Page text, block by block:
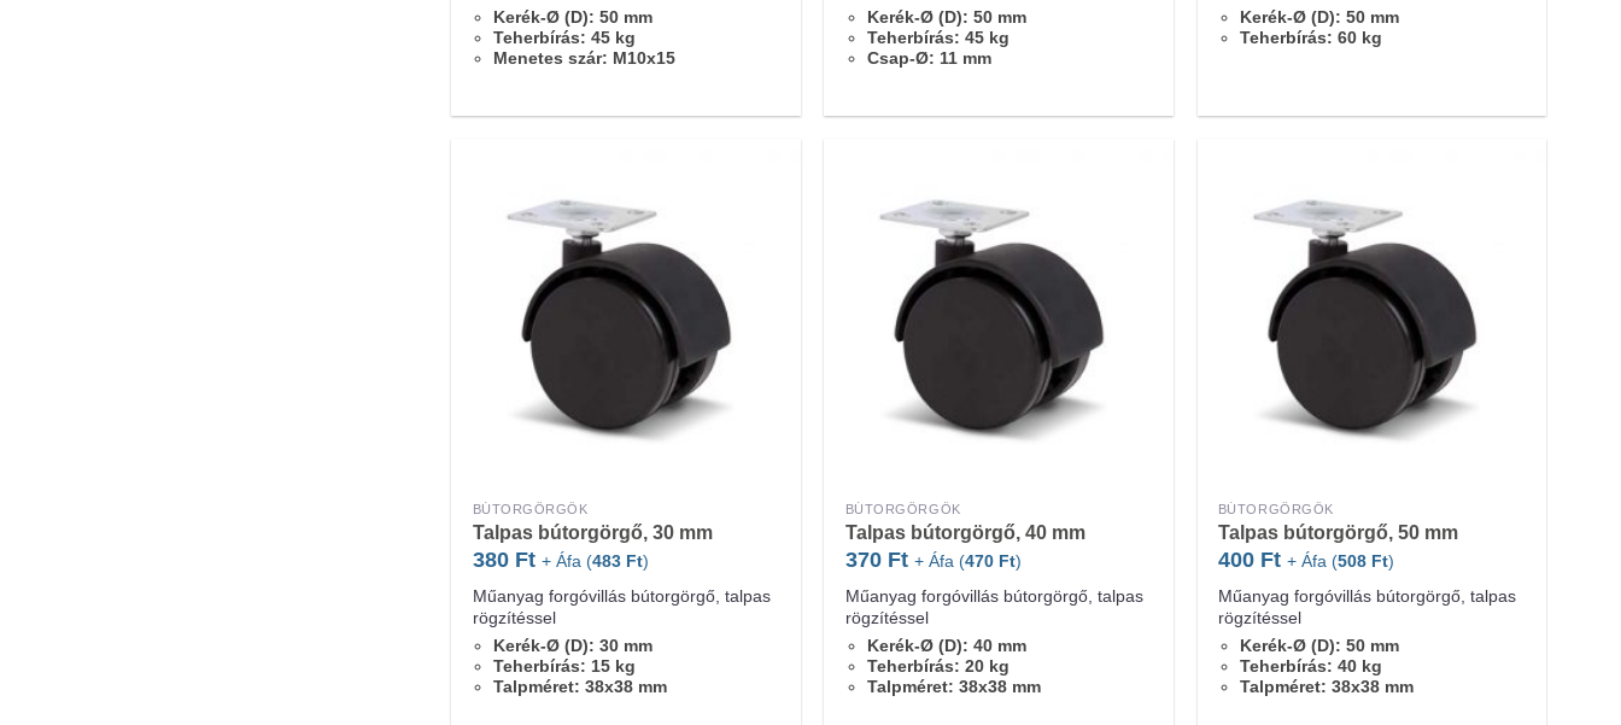
Kerék-Ø (D): 50 mm
Teherbírás: 45 kg
Menetes szár: M10x15
Kerék-Ø (D): 50 mm
Teherbírás: 45 kg
Csap-Ø: 11 mm
Kerék-Ø (D): 50 mm
Teherbírás: 60 kg
BÚTORGÖRGŐK
Talpas bútorgörgő, 30 mm
380 Ft + Áfa (483 Ft)
Műanyag forgóvillás bútorgörgő, talpas
rögzítéssel
Kerék-Ø (D): 30 mm
Teherbírás: 15 kg
Talpméret: 38x38 mm
BÚTORGÖRGŐK
Talpas bútorgörgő, 40 mm
370 Ft + Áfa (470 Ft)
Műanyag forgóvillás bútorgörgő, talpas
rögzítéssel
Kerék-Ø (D): 40 mm
Teherbírás: 20 kg
Talpméret: 38x38 mm
BÚTORGÖRGŐK
Talpas bútorgörgő, 50 mm
400 Ft + Áfa (508 Ft)
Műanyag forgóvillás bútorgörgő, talpas
rögzítéssel
Kerék-Ø (D): 50 mm
Teherbírás: 40 kg
Talpméret: 38x38 mm